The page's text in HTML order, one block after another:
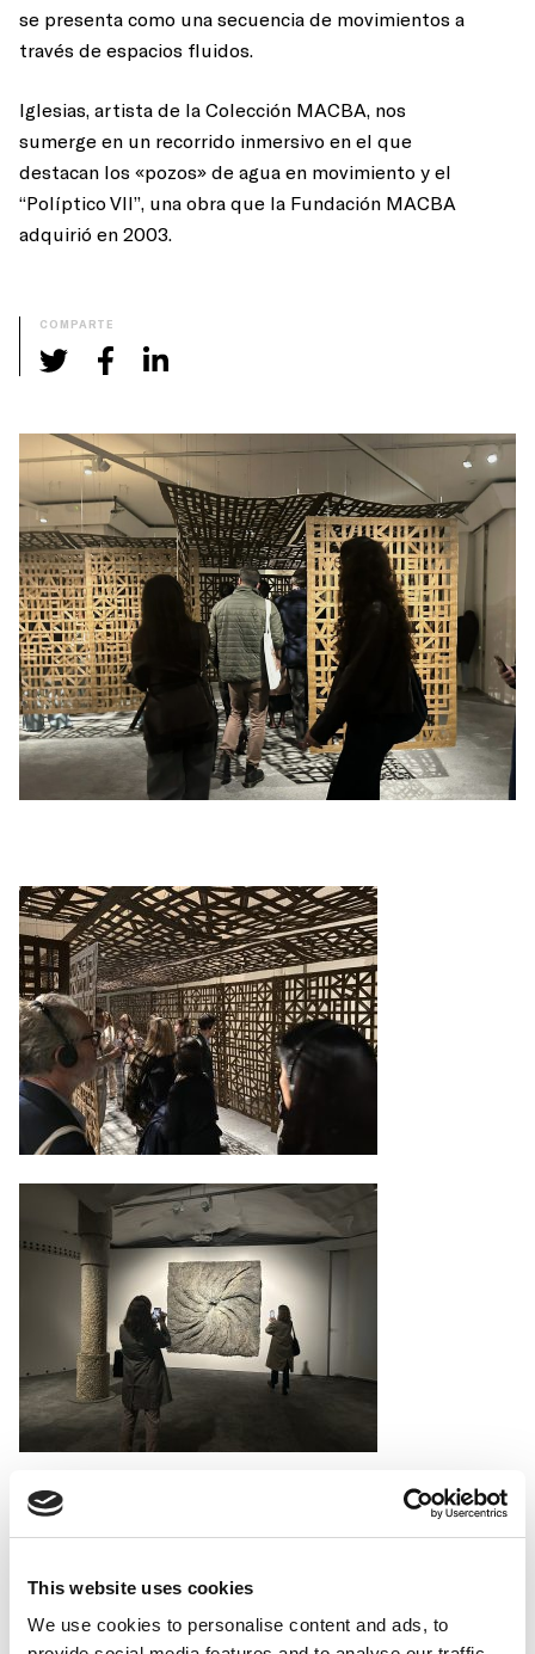
This website uses cookies
We use cookies to personalise content and ads, to
se presenta como una secuencia de movimientos a
través de espacios fluidos.
Iglesias, artista de la Colección MACBA, nos
sumerge en un recorrido inmersivo en el que
destacan los «pozos» de agua en movimiento y el
“Políptico VII”, una obra que la Fundación MACBA
adquirió en 2003.
COMPARTE